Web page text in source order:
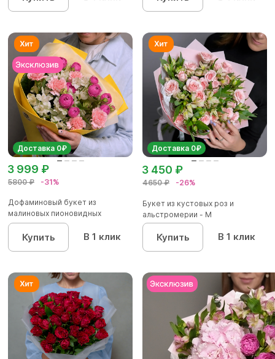
Доставка 0₽
5800 ₽ -31%
3 999 ₽
Дофаминовый букет из
малиновых пионовидных
кустовых роз...
Купить В 1 клик
Доставка 0₽
4650 ₽ -26%
3 450 ₽
Букет из кустовых роз и
альстромерии - М
Купить В 1 клик